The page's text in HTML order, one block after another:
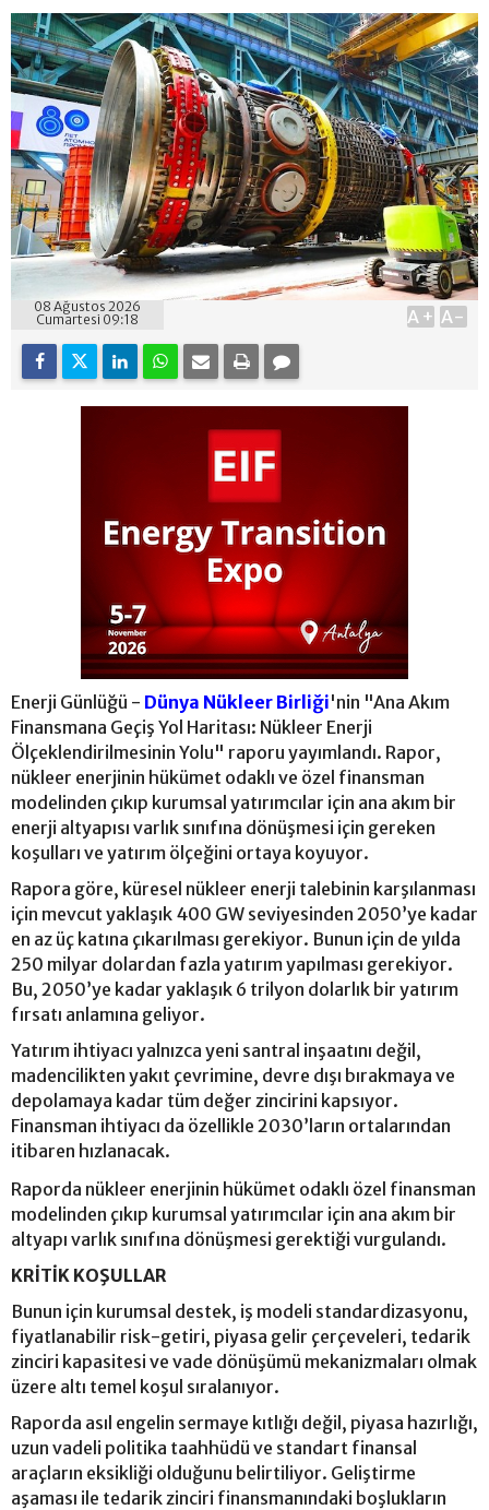
08 Ağustos 2026
Cumartesi 09:18
A+ A-
Enerji Günlüğü - Dünya Nükleer Birliği'nin "Ana Akım
Finansmana Geçiş Yol Haritası: Nükleer Enerji
Ölçeklendirilmesinin Yolu" raporu yayımlandı. Rapor,
nükleer enerjinin hükümet odaklı ve özel finansman
modelinden çıkıp kurumsal yatırımcılar için ana akım bir
enerji altyapısı varlık sınıfına dönüşmesi için gereken
koşulları ve yatırım ölçeğini ortaya koyuyor.
Rapora göre, küresel nükleer enerji talebinin karşılanması
için mevcut yaklaşık 400 GW seviyesinden 2050’ye kadar
en az üç katına çıkarılması gerekiyor. Bunun için de yılda
250 milyar dolardan fazla yatırım yapılması gerekiyor.
Bu, 2050’ye kadar yaklaşık 6 trilyon dolarlık bir yatırım
fırsatı anlamına geliyor.
Yatırım ihtiyacı yalnızca yeni santral inşaatını değil,
madencilikten yakıt çevrimine, devre dışı bırakmaya ve
depolamaya kadar tüm değer zincirini kapsıyor.
Finansman ihtiyacı da özellikle 2030’ların ortalarından
itibaren hızlanacak.
Raporda nükleer enerjinin hükümet odaklı özel finansman
modelinden çıkıp kurumsal yatırımcılar için ana akım bir
altyapı varlık sınıfına dönüşmesi gerektiği vurgulandı.
KRİTİK KOŞULLAR
Bunun için kurumsal destek, iş modeli standardizasyonu,
fiyatlanabilir risk-getiri, piyasa gelir çerçeveleri, tedarik
zinciri kapasitesi ve vade dönüşümü mekanizmaları olmak
üzere altı temel koşul sıralanıyor.
Raporda asıl engelin sermaye kıtlığı değil, piyasa hazırlığı,
uzun vadeli politika taahhüdü ve standart finansal
araçların eksikliği olduğunu belirtiliyor. Geliştirme
aşaması ile tedarik zinciri finansmanındaki boşlukların